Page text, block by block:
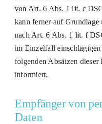
von Art. 6 Abs. 1 lit. c
kann ferner auf Grundlage
nach Art. 6 Abs. 1 lit. f
im Einzelfall
folgenden Absätzen dieser
informiert.
Empfänger von
Daten